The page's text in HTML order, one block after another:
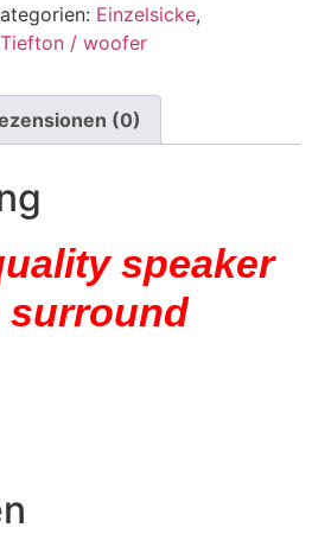
Einzelsicke,
Tiefton / woofer
(0)
speaker
surround